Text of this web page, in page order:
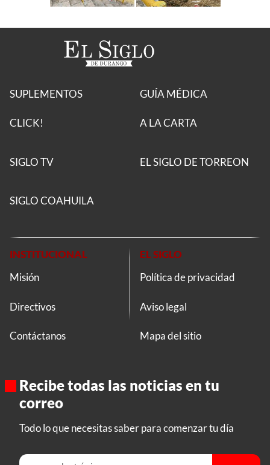
SUPLEMENTOS
CLICK!
GUÍA MÉDICA
A LA CARTA
SIGLO TV EL SIGLO DE TORREON
SIGLO COAHUILA
INSTITUCIONAL
Misión
Directivos
Contáctanos
EL SIGLO
Política de privacidad
Aviso legal
Mapa del sitio
Recibe todas las noticias en tu
correo
Todo lo que necesitas saber para comenzar tu día